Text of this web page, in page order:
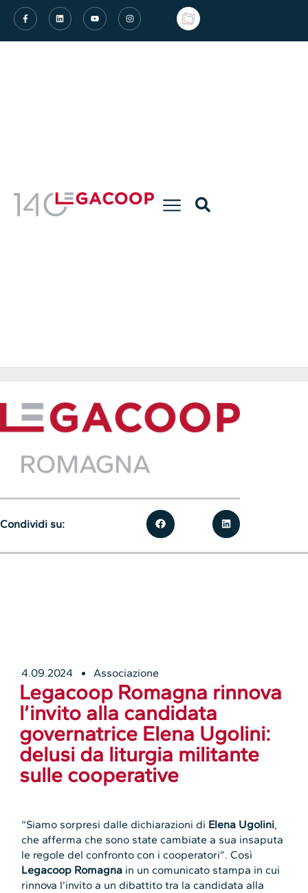
4.09.2024 Associazione
Legacoop Romagna rinnova
l’invito alla candidata
governatrice Elena Ugolini:
delusi da liturgia militante
sulle cooperative
“Siamo sorpresi dalle dichiarazioni di Elena Ugolini,
che afferma che sono state cambiate a sua insaputa
le regole del confronto con i cooperatori”. Così
Legacoop Romagna in un comunicato stampa in cui
rinnova l’invito a un dibattito tra la candidata alla
Condividi su: